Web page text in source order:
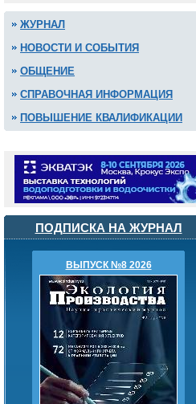
ЖУРНАЛ
НОВОСТИ И СОБЫТИЯ
ОБЩЕНИЕ
СПРАВОЧНАЯ ИНФОРМАЦИЯ
ПОВЫШЕНИЕ КВАЛИФИКАЦИИ
ПОДПИСКА НА ЖУРНАЛ
ВЫПУСК №8 2026